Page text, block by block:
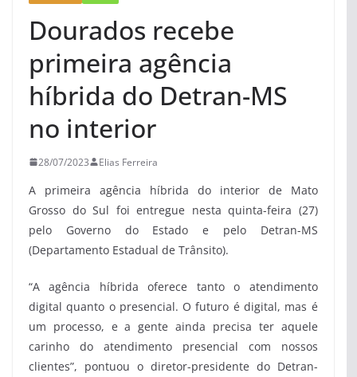
Dourados recebe
primeira agência
híbrida do Detran-MS
no interior
28/07/2023 Elias Ferreira
A primeira agência híbrida do interior de Mato
Grosso do Sul foi entregue nesta quinta-feira (27)
pelo Governo do Estado e pelo Detran-MS
(Departamento Estadual de Trânsito).
“A agência híbrida oferece tanto o atendimento
digital quanto o presencial. O futuro é digital, mas é
um processo, e a gente ainda precisa ter aquele
carinho do atendimento presencial com nossos
clientes”, pontuou o diretor-presidente do Detran-